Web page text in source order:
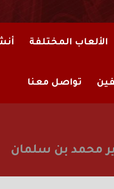
الألعاب المختلفة
تواصل معنا
محمد بن سلمان